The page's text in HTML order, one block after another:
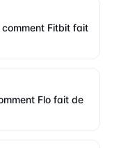
Fitbit fait
Flo fait de